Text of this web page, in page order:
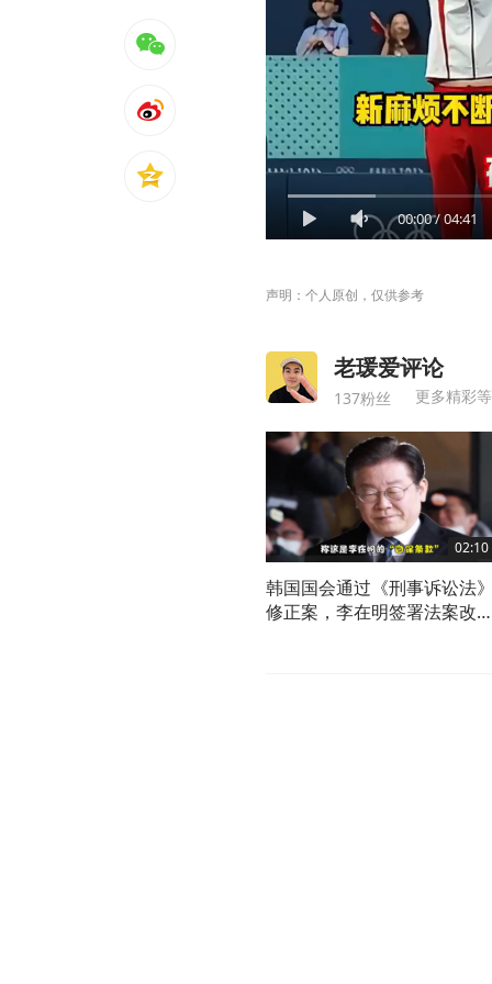
00:00/04:41
声明：个人原创，仅供参考
老瑗爱评论
137粉丝 更多精彩
02:10
韩国国会通过《刑事诉讼法
修正案，李在明签署法案改